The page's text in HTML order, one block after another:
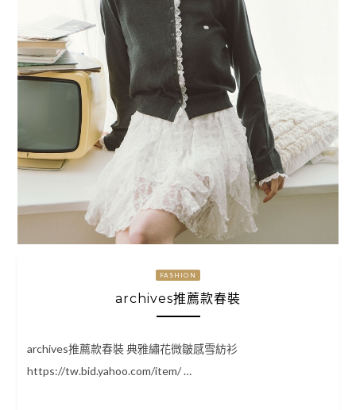
FASHION
archives推薦款春裝
archives推薦款春裝 典雅繡花微皺感雪紡衫
https://tw.bid.yahoo.com/item/ …